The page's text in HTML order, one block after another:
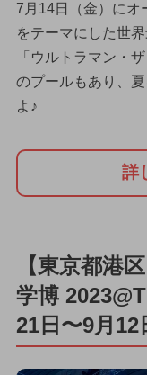
7月14日（金）にオ
をテーマにした世
「ウルトラマン・
のプールもあり、
よ♪
詳
【東京都港
学博
21日〜9月12